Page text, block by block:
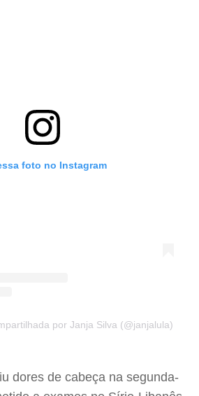
foto no Instagram
por Janja Silva (@janjalula)
dores de cabeça na segunda-